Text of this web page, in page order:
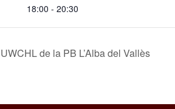
18:00 - 20:30
de la PB L’Alba del Vallès